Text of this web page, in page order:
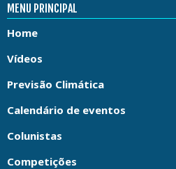
MENU PRINCIPAL
Home
Vídeos
Previsão Climática
Calendário de eventos
Colunistas
Competições